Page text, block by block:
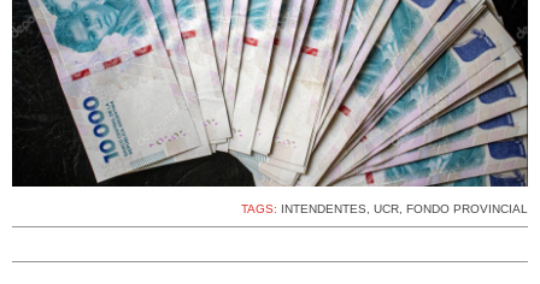
TAGS: INTENDENTES, UCR, FONDO PROVINCIAL